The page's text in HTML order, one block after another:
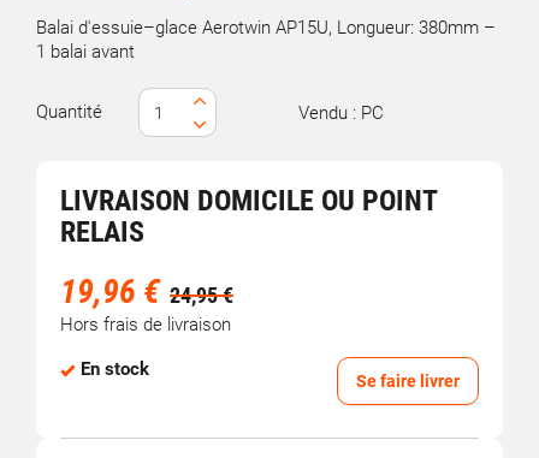
Balai d'essuie–glace Aerotwin AP15U, Longueur: 380mm –
1 balai avant
Quantité Vendu : PC
LIVRAISON DOMICILE OU POINT
RELAIS
19,96 € 24,95 €
Hors frais de livraison
En stock
Se faire livrer